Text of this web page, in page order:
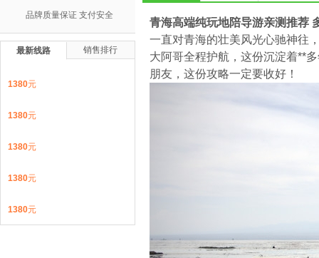
青海高端纯玩地陪导游亲测推荐
一直对青海的壮美风光心驰神往
大阿哥全程护航，这份沉淀着**
朋友，这份攻略一定要收好！
品牌质量保证 支付安全
最新线路 销售排行
1380元
1380元
1380元
1380元
1380元